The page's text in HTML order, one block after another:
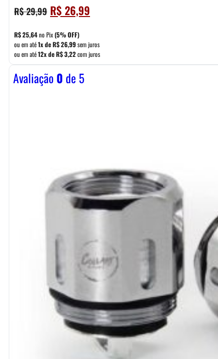
R$29,99 O
preço
original
era:
R$ 29,99.
R$26,99
preço
é:
R$ 26,99.
R$25,64no Pix(5% OFF)
ou em até1x deR$26,99sem juros
ou em até12x deR$3,22com juros
Avaliação0 de 5